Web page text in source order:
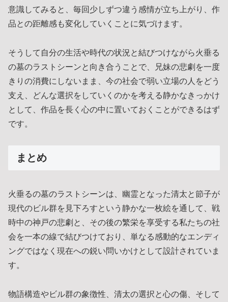
意識してみると、毎回少しずつ違う感情が立ち上がり、作
品との距離感も変化していくことに気づけます。
そうして自分の生活や時代の状況と結びつけながら火垂る
の墓のラストシーンと向き合うことで、兄妹の悲劇を一度
きりの消費にしないまま、今の社会で弱い立場の人をどう
支え、どんな選択をしていくのかを考える静かなきっかけ
として、作品を長く心の中に置いておくことができるはず
です。
まとめ
火垂るの墓のラストシーンは、幽霊となった清太と節子が
現代のビル群を見下ろすという静かな一枚絵を通して、戦
時中の神戸の悲劇と、その後の繁栄を享受する私たちの社
会を一本の線で結びつけており、単なる感動的なエンディ
ングではなく現在への鋭い問いかけとして設計されていま
す。
物語構造やビル群の象徴性、清太の選択と心の傷、そして